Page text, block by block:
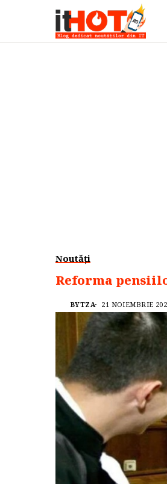
Noutăți
Reforma
BYTZA 21 NOIEMBRIE